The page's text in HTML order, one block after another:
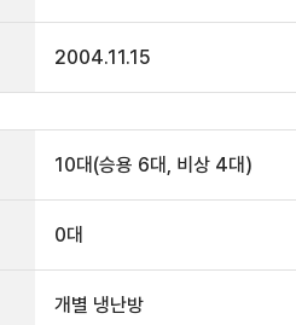
2004.11.15
10대 (승용 6대, 비상 4대)
0대
개별 냉난방